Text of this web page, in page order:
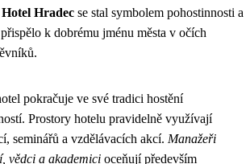
Hradec se stal symbolem pohostinnosti a
k dobrému jménu města v očích
pokračuje ve své tradici hostění
Prostory hotelu pravidelně využívají
seminářů a vzdělávacích akcí. Manažeři
vědci a akademici oceňují především